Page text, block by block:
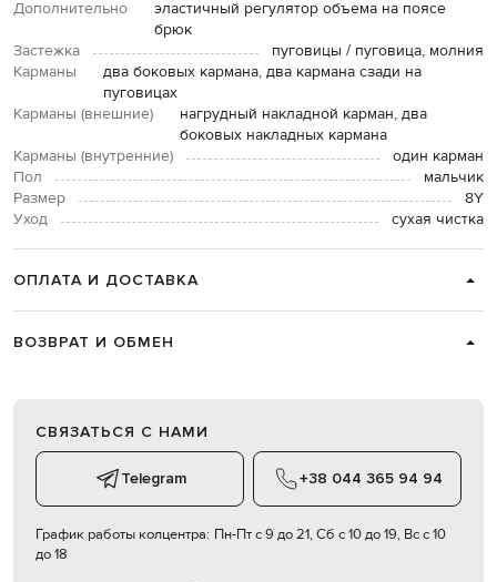
Дополнительно
эластичный регулятор объема на поясе
брюк
Застежка
пуговицы / пуговица, молния
Карманы
два боковых кармана, два кармана сзади на
пуговицах
Карманы (внешние)
нагрудный накладной карман, два
боковых накладных кармана
Карманы (внутренние)
один карман
Пол
мальчик
Размер
8Y
Уход
сухая чистка
ОПЛАТА И ДОСТАВКА
ВОЗВРАТ И ОБМЕН
СВЯЗАТЬСЯ С НАМИ
Telegram +38 044 365 94 94
График работы колцентра: Пн-Пт с 9 до 21, Сб с 10 до 19, Вс с 10
до 18